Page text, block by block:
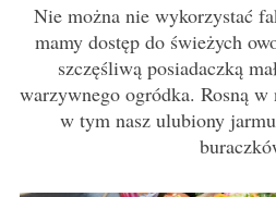
Nie można nie wykorzystać
mamy dostęp do świeżych
szczęśliwą posiadaczką
warzywnego ogródka. Rosną
w tym nasz ulubiony